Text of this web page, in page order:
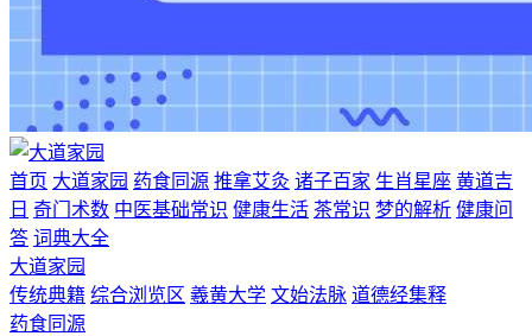
首页 大道家园 药食同源 推拿艾灸 诸子百家 生肖星座 黄道吉
日 奇门术数 中医基础常识 健康生活 茶常识 梦的解析 健康问
答 词典大全
大道家园
传统典籍 综合浏览区 羲黄大学 文始法脉 道德经集释
药食同源